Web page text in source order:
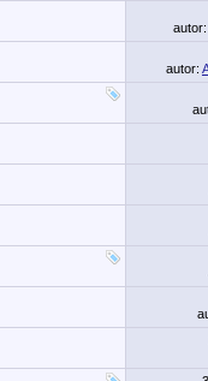
autor:
autor: